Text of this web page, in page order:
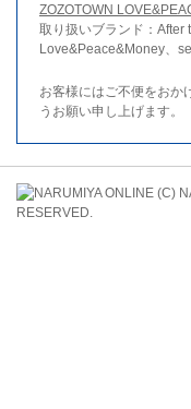
ZOZOTOWN
取り扱いブランド：After
Love&Peace&Money、
お客様にはご不便をおか
うお願い申し上げます。